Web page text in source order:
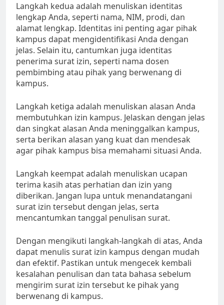
Langkah kedua adalah menuliskan identitas
lengkap Anda, seperti nama, NIM, prodi, dan
alamat lengkap. Identitas ini penting agar pihak
kampus dapat mengidentifikasi Anda dengan
jelas. Selain itu, cantumkan juga identitas
penerima surat izin, seperti nama dosen
pembimbing atau pihak yang berwenang di
kampus.
Langkah ketiga adalah menuliskan alasan Anda
membutuhkan izin kampus. Jelaskan dengan jelas
dan singkat alasan Anda meninggalkan kampus,
serta berikan alasan yang kuat dan mendesak
agar pihak kampus bisa memahami situasi Anda.
Langkah keempat adalah menuliskan ucapan
terima kasih atas perhatian dan izin yang
diberikan. Jangan lupa untuk menandatangani
surat izin tersebut dengan jelas, serta
mencantumkan tanggal penulisan surat.
Dengan mengikuti langkah-langkah di atas, Anda
dapat menulis surat izin kampus dengan mudah
dan efektif. Pastikan untuk mengecek kembali
kesalahan penulisan dan tata bahasa sebelum
mengirim surat izin tersebut ke pihak yang
berwenang di kampus.